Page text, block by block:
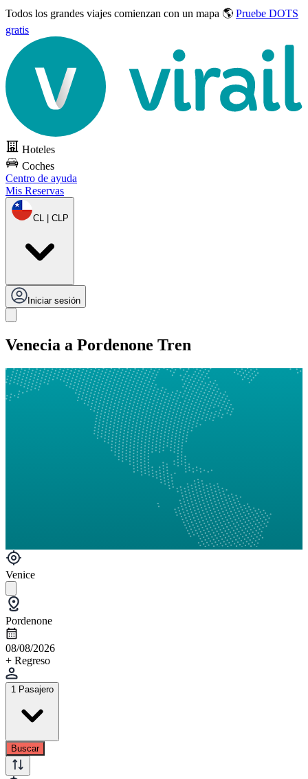
Todos los grandes viajes comienzan con un mapa 🌎 Pruebe DOTS
gratis
Hoteles
Coches
Centro de ayuda
Mis Reservas
CL | CLP
Iniciar sesión
Venecia a Pordenone Tren
Venice
Pordenone
08/08/2026
+ Regreso
1 Pasajero
Buscar